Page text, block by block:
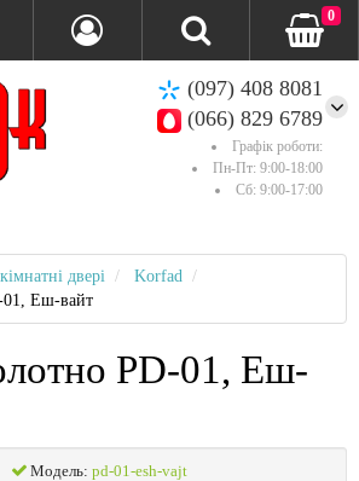
(097) 408 8081
(066) 829 6789
Графік роботи:
Пн-Пт: 9:00-18:00
Сб: 9:00-17:00
0
двері
Korfad
01, Еш-вайт
PD-01, Еш-
Модель: pd-01-esh-vajt